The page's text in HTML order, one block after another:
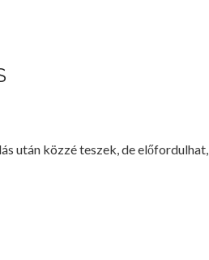
után közzé teszek, de előfordulhat,